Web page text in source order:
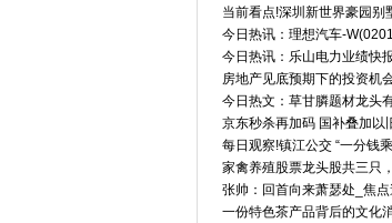
当前看点!深圳新世界豪园
今日热讯：理想汽车-
今日热讯：乐山电力业绩快
房地产见底预期下的投资机
今日热文：草甘膦题材龙头
京东秒杀再加码 国补叠加以
每日观察!镇江公交 “一分钱
家禽养殖股票龙头股共三只
张帅：回首向来萧瑟处_焦点
一份特色茶产品背后的文化